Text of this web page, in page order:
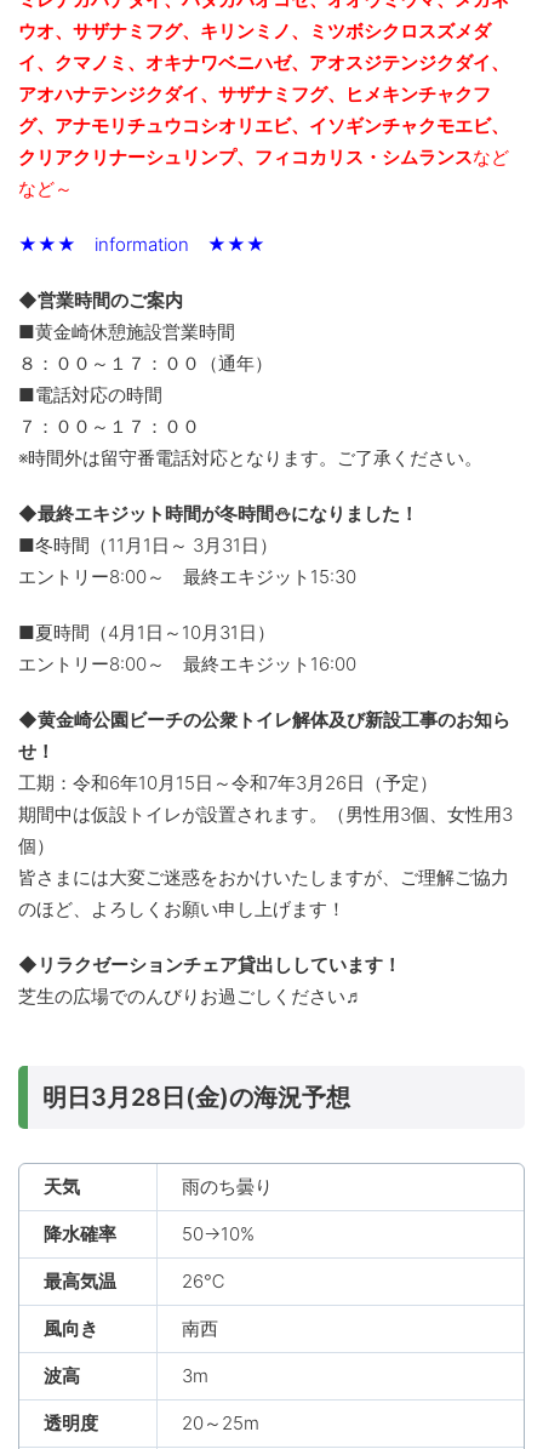
ウオ、サザナミフグ、キリンミノ、ミツボシクロスズメダ
イ、クマノミ、オキナワベニハゼ、アオスジテンジクダイ、
アオハナテンジクダイ、サザナミフグ、ヒメキンチャクフ
グ、アナモリチュウコシオリエビ、 イソギンチャクモエビ、
クリアクリナーシュリンプ、フィコカリス・シムランスなど
など～
★★★ information ★★★
◆営業時間のご案内
■黄金崎休憩施設営業時間
８：００～１７：００（通年）
■電話対応の時間
７：００～１７：００
※時間外は留守番電話対応となります。ご了承ください。
◆最終エキジット時間が冬時間⛄になりました！
■冬時間（11月1日～ 3月31日）
エントリー8:00～ 最終エキジット15:30
■夏時間（4月1日～10月31日）
エントリー8:00～ 最終エキジット16:00
◆黄金崎公園ビーチの公衆トイレ解体及び新設工事のお知ら
せ！
工期：令和6年10月15日～令和7年3月26日（予定）
期間中は仮設トイレが設置されます。（男性用3個、女性用3
個）
皆さまには大変ご迷惑をおかけいたしますが、ご理解ご協力
のほど、よろしくお願い申し上げます！
◆リラクゼーションチェア貸出ししています！
芝生の広場でのんびりお過ごしください♬
明日3月28日(金)の海況予想
天気 雨のち曇り
降水確率 50→10%
最高気温 26℃
風向き 南西
波高 3m
透明度 20～25m